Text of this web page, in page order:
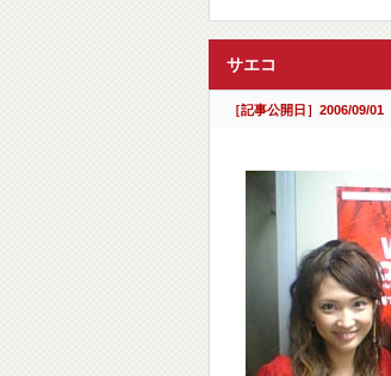
サエコ
［記事公開日］2006/09/01